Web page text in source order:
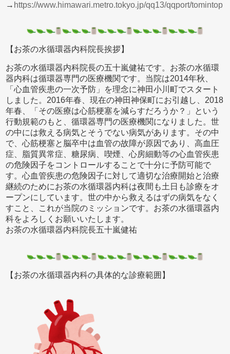
→ https://www.himawari.metro.tokyo.jp/qq13/qqport/tomintop
【お茶の水循環器内科院長挨拶】
お茶の水循環器内科院長の五十嵐健祐です。お茶の水循環
器内科は循環器専門の医療機関です。当院は2014年秋、
「心血管疾患の一次予防」を理念に神田小川町でスタート
しました。2016年春、現在の神田神保町にお引越し、2018
年春、「その医療は心筋梗塞を減らすだろうか？」という
行動規範のもと、循環器専門の医療機関になりました。世
の中には救える病気とそうでない病気があります。その中
で、心筋梗塞と脳卒中は血管の故障が原因であり、高血圧
症、脂質異常症、糖尿病、喫煙、心房細動等の心血管疾患
の危険因子をコントロールすることで十分に予防可能で
す。心血管疾患の危険因子に対して適切な治療開始と治療
継続のためにお茶の水循環器内科は夜間も土日も診療をオ
ープンにしています。世の中から救えるはずの病気をなく
すこと、これが当院のミッションです。お茶の水循環器内
科をよろしくお願いいたします。
お茶の水循環器内科院長五十嵐健祐
【お茶の水循環器内科の具体的な診療範囲】